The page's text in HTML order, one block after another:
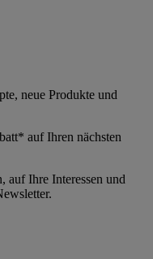
neue Produkte und
auf Ihren nächsten
auf Ihre Interessen und